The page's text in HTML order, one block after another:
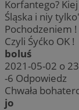
Korfantego?
Śląska i niy
Pochodzeniem
Czyli Śyćko OK !
boluś
2021-05-02 o
-6 Odpowiedz
Chwała
jo